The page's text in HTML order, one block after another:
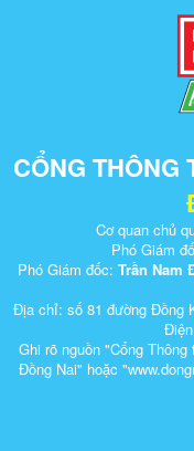
CỔNG THÔNG
Cơ quan chủ
Phó Giám
Phó Giám đốc: Trần Nam
Địa chỉ: số 81 đường Đồng
Ghi rõ nguồn "Cổng
Đồng Nai" hoặc